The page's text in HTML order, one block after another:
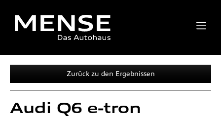
Zurück zu den Ergebnissen
Audi Q6 e-tron